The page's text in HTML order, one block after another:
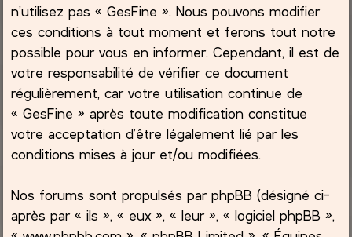
n’utilisez pas « GesFine ». Nous pouvons modifier
ces conditions à tout moment et ferons tout notre
possible pour vous en informer. Cependant, il est de
votre responsabilité de vérifier ce document
régulièrement, car votre utilisation continue de
« GesFine » après toute modification constitue
votre acceptation d’être légalement lié par les
conditions mises à jour et/ou modifiées.
Nos forums sont propulsés par phpBB (désigné ci-
après par « ils », « eux », « leur », « logiciel phpBB »,